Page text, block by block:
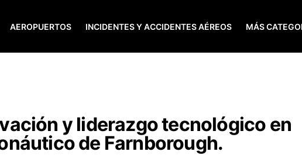
AEROPUERTOS INCIDENTES Y ACCIDENTES AÉREOS MÁS
y liderazgo tecnológico en
de Farnborough.